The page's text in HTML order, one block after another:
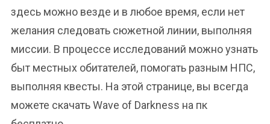
здесь можно везде и в любое время, если нет
желания следовать сюжетной линии, выполняя
миссии. В процессе исследований можно узнать
быт местных обитателей, помогать разным НПС,
выполняя квесты. На этой странице, вы всегда
можете скачать Wave of Darkness на пк